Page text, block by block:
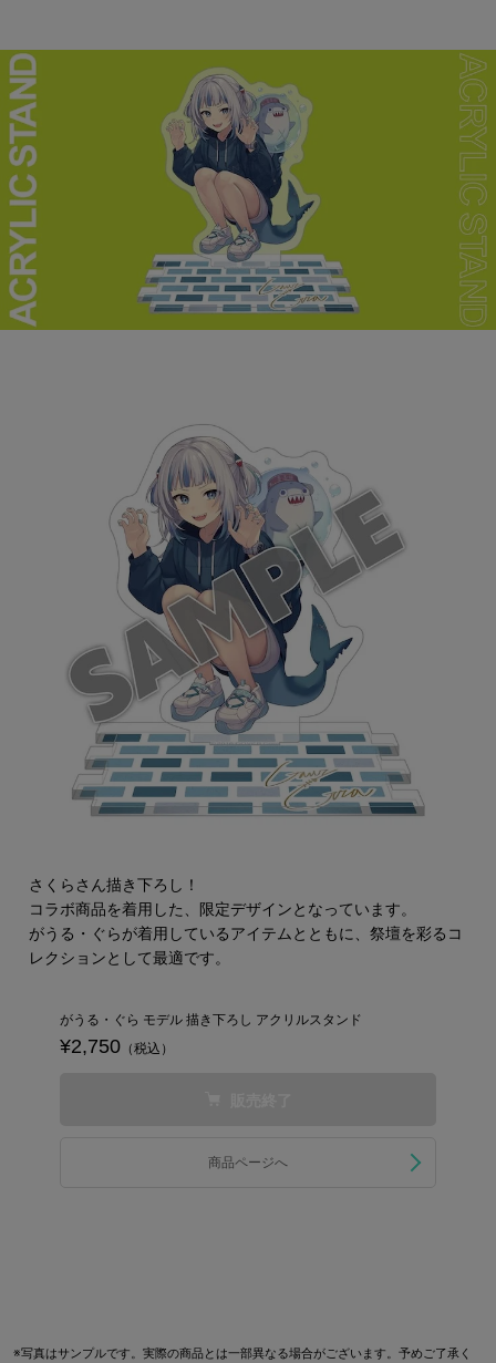
さくらさん描き下ろし！
コラボ商品を着用した、限定デザインとなっています。
がうる・ぐらが着用しているアイテムとともに、祭壇を彩るコ
レクションとして最適です。
がうる・ぐら モデル 描き下ろし アクリルスタンド
¥2,750 （税込）
商品ページへ
※写真はサンプルです。実際の商品とは一部異なる場合がございます。予めご了承く